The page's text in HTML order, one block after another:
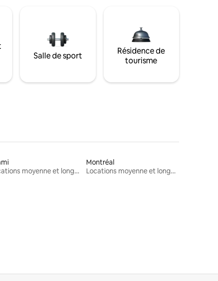
Salle de sport
Résidence de
tourisme
Locations moyenne et longue durée
Montréal
Locations moyenne et longue durée